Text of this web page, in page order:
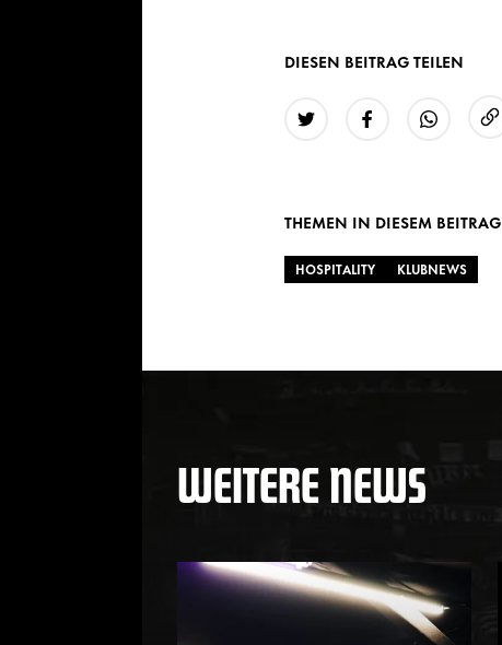
DIESEN BEITRAG TEILEN
THEMEN IN DIESEM BEITRAG
HOSPITALITY KLUBNEWS
WEITERE NEWS